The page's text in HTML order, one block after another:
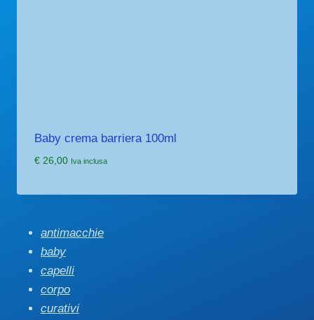
Baby crema barriera 100ml
€26,00 Iva inclusa
antimacchie
baby
capelli
corpo
curativi